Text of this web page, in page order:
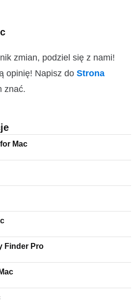
zmian, podziel się z nami!
opinię! Napisz do Strona
znać.
Mac
Finder Pro